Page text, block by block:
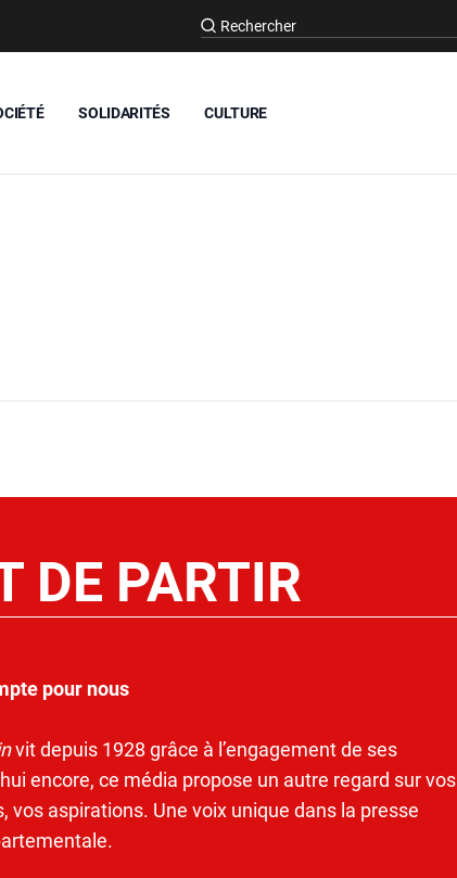
SOLIDARITÉS CULTURE
DE PARTIR
pour nous
vit depuis 1928 grâce à l’engagement de ses
encore, ce média propose un autre regard sur vos
vos aspirations. Une voix unique dans la presse